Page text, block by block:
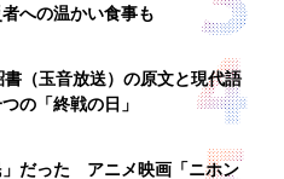
への温かい食事も
（玉音放送）の原文と現代語
の「終戦の日」
」だった アニメ映画「ニホン